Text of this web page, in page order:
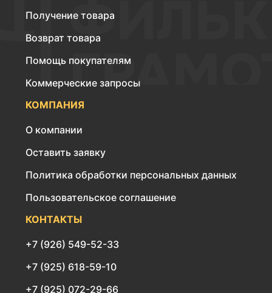
Получение товара
Возврат товара
Помощь покупателям
Коммерческие запросы
КОМПАНИЯ
О компании
Оставить заявку
Политика обработки персональных данных
Пользовательское соглашение
КОНТАКТЫ
+7 (926) 549-52-33
+7 (925) 618-59-10
+7 (925) 072-29-66